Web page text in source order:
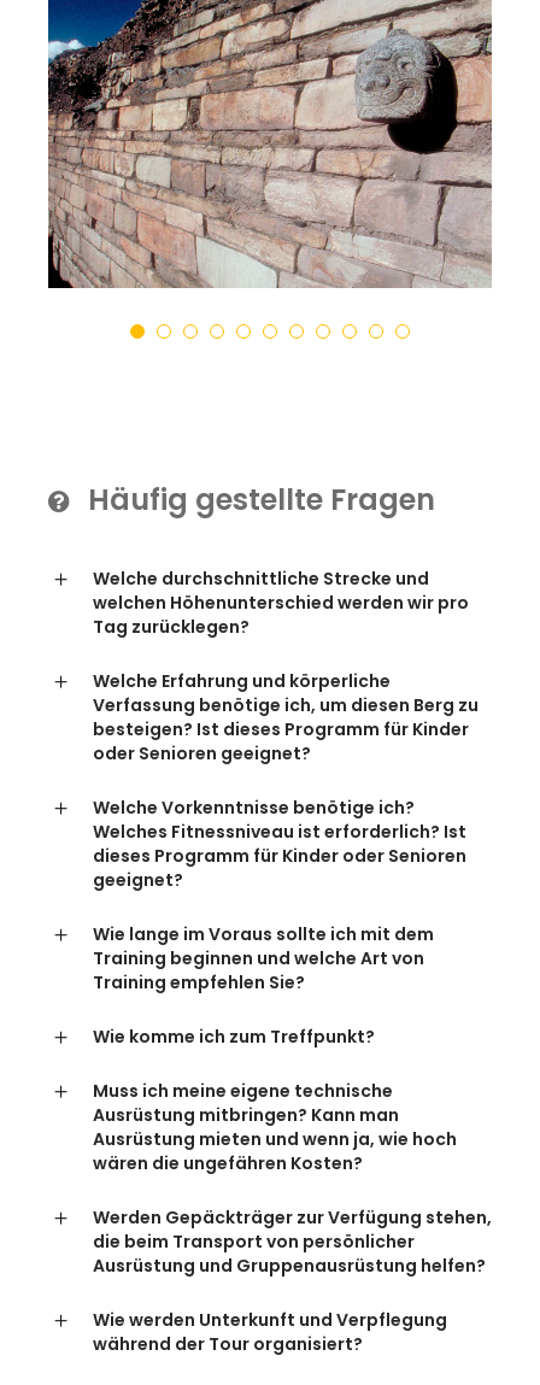
Häufig gestellte Fragen
Welche durchschnittliche Strecke und
welchen Höhenunterschied werden wir pro
Tag zurücklegen?
Welche Erfahrung und körperliche
Verfassung benötige ich, um diesen Berg zu
besteigen? Ist dieses Programm für Kinder
oder Senioren geeignet?
Welche Vorkenntnisse benötige ich?
Welches Fitnessniveau ist erforderlich? Ist
dieses Programm für Kinder oder Senioren
geeignet?
Wie lange im Voraus sollte ich mit dem
Training beginnen und welche Art von
Training empfehlen Sie?
Wie komme ich zum Treffpunkt?
Muss ich meine eigene technische
Ausrüstung mitbringen? Kann man
Ausrüstung mieten und wenn ja, wie hoch
wären die ungefähren Kosten?
Werden Gepäckträger zur Verfügung stehen,
die beim Transport von persönlicher
Ausrüstung und Gruppenausrüstung helfen?
Wie werden Unterkunft und Verpflegung
während der Tour organisiert?